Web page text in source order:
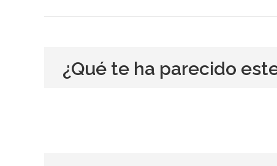
¿Qué te ha parecido